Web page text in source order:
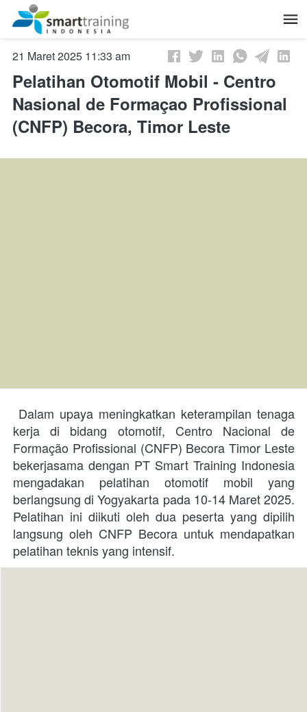
21 Maret 2025 11:33 am
Pelatihan Otomotif Mobil - Centro
Nasional de Formaçao Profissional
(CNFP) Becora, Timor Leste
kerja di bidang otomotif, Centro Nacional de
Formação Profissional (CNFP) Becora Timor Leste
bekerjasama dengan PT Smart Training Indonesia
mengadakan pelatihan otomotif mobil yang
berlangsung di Yogyakarta pada 10-14 Maret 2025.
Pelatihan ini diikuti oleh dua peserta yang dipilih
langsung oleh CNFP Becora untuk mendapatkan
pelatihan teknis yang intensif.